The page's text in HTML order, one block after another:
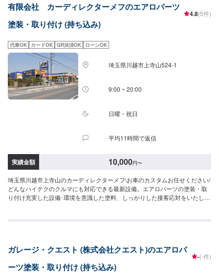
>★お安く済ませたい…★お時間があまり取れない…などのご相談もお気軽に
どうぞ！【1】オファーにてお問い合わせ【2】お見積り【3】お見積りにご
納得いただければ作業開始【4】仕上がり次第納車-----納期について-----納期
す。予めご了承ください。-----代車について-----代車をご用意しています。お
車の作業中は代車をご利用ください。※代車の燃料代はお客様にご負担いただ
いております。-----ご来店時の注意、受付方法-----入庫の際はお気をつけてお
越しください。駐車スペースは事務所前の空いているスペースに駐車してく
ださい。受付はスタッフへ「メンテモで予約しました」とお伝えください。
ご案内いたします。【定休日・営業時間】定休日：年中無休（大型連休のみ
休み）営業時間：9:00~18:00
有限会社 カーディレクターメフのエアロパーツ
塗装・取り付け (持ち込み)
4.8(5件)
代車OK カードOK QR決済OK ローンOK
埼玉県川越市上寺山524-1
9:00 ~ 20:00
日曜・祝日
平均11時間で返信
実績金額 10,000円〜
埼玉県川越市上寺山のカーディレクターメフ\お車のカスタムお任せください/
どんなハイテクのクルマにも対応できる最新設備。エアロパーツの塗装・取
り付け充実した設備･環境を意識した塗料、しっかりした接客応対をいたしま
望の旨をオファー備考欄にご記載ください。【代車について】作業中は代車
ガレージ・クエスト (株式会社クエスト)のエアロパ
ーツ塗装・取り付け (持ち込み)
-(-件)